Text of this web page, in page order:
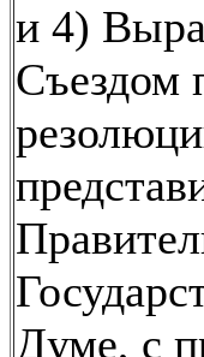
и 4)
Съездом
Думе, с